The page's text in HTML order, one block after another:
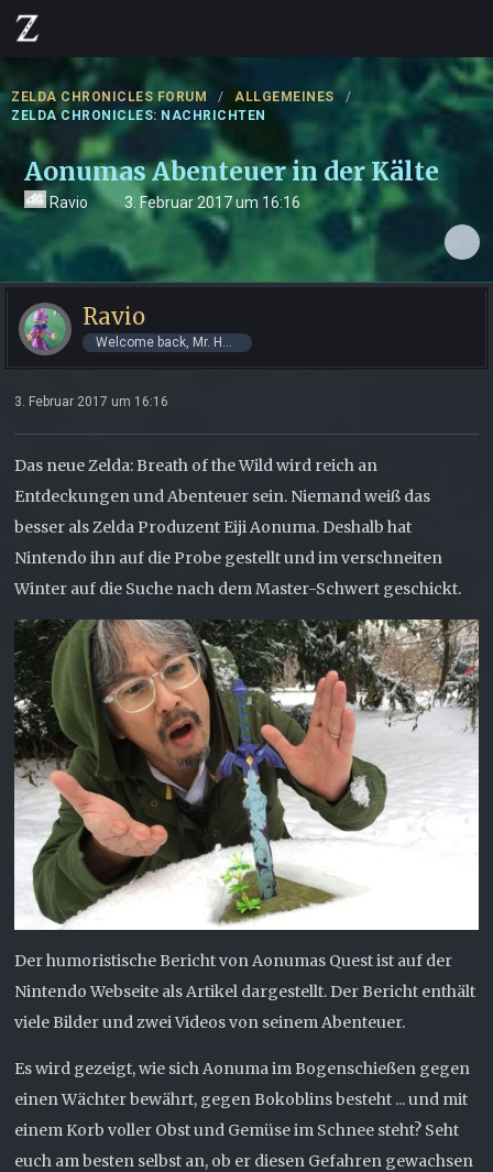
ZELDA CHRONICLES FORUM
ALLGEMEINES
ZELDA CHRONICLES: NACHRICHTEN
Aonumas Abenteuer in der Kälte
Ravio 3. Februar 2017 um 16:16
Ravio
3. Februar 2017 um 16:16
Das neue Zelda: Breath of the Wild wird reich an
Entdeckungen und Abenteuer sein. Niemand weiß das
besser als Zelda Produzent Eiji Aonuma. Deshalb hat
Nintendo ihn auf die Probe gestellt und im verschneiten
Winter auf die Suche nach dem Master-Schwert geschickt.
Der humoristische Bericht von Aonumas Quest ist auf der
Nintendo Webseite als Artikel dargestellt. Der Bericht enthält
viele Bilder und zwei Videos von seinem Abenteuer.
Es wird gezeigt, wie sich Aonuma im Bogenschießen gegen
einen Wächter bewährt, gegen Bokoblins besteht ... und mit
einem Korb voller Obst und Gemüse im Schnee steht? Seht
euch am besten selbst an, ob er diesen Gefahren gewachsen